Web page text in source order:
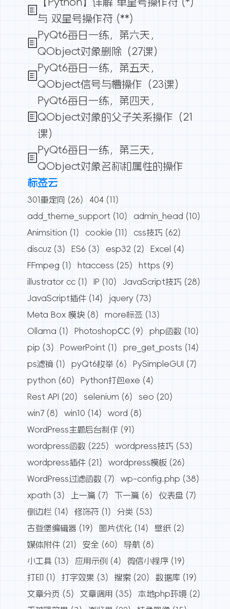
与 双星号操作符 (**)
PyQt6每日一练，第六天，
QObject对象删除（27课）
PyQt6每日一练，第五天，
QObject信号与槽操作（23课）
PyQt6每日一练，第四天，
QObject对象的父子关系操作（21
课）
PyQt6每日一练，第三天，
QObject对象名称和属性的操作
标签云
301重定向 (26) 404 (11)
add_theme_support (10) admin_head (10)
Animsition (1) cookie (11) css技巧 (62)
discuz (3) ES6 (3) esp32 (2) Excel
(4)
FFmpeg (1) htaccess (25) https (9)
illustrator cc (1) IP (10) JavaScript技巧 (28)
JavaScript插件 (14) jquery (73)
Meta Box 模块 (8) more标签 (13)
Ollama (1) PhotoshopCC (9) php函数 (10)
pip (3) PowerPoint (1) pre_get_posts (14)
ps滤镜 (1) pyQt6枚举 (6) PySimpleGUI
(7)
python (60) Python打包exe (4)
Rest API
(20) selenium (6) seo (20)
win7 (8) win10 (14) word (8)
WordPress主题后台制作 (91)
wordpress函数 (225) wordpress技巧 (53)
wordpress插件 (21) wordpress模板 (26)
WordPress过滤函数 (7) wp-config.php (38)
xpath (3) 上一篇 (7) 下一篇 (6) 仪表盘 (7)
侧边栏 (14) 修饰符 (1) 分类 (53)
古登堡编辑器 (19) 图片优化 (14) 壁纸 (2)
媒体附件 (21) 安全 (60) 导航 (8)
小工具 (13) 应用示例 (4) 微信小程序 (19)
打印 (1) 打字效果 (3) 搜索 (20) 数据库 (19)
文章分页 (5) 文章调用 (35) 本地php环境 (2)